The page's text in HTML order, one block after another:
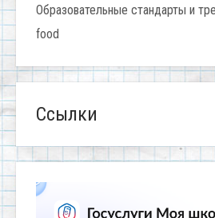
Образовательные стандарты и
food
Ссылки